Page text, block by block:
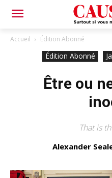
Accueil Édition Abonné
Édition Abonné
Être ou
That is
Alexander